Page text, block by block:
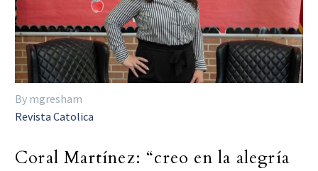
By mgresham
Revista Catolica
Coral Martínez: “creo en la alegría